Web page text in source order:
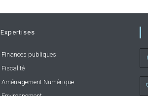
Expertises
Finances publiques
Fiscalité
Aménagement Numérique